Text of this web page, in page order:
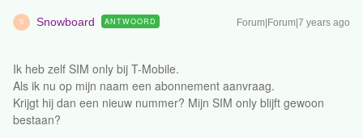
S Snowboard ANTWOORD Forum|Forum|7 years ago
Ik heb zelf SIM only bij T-Mobile.
Als ik nu op mijn naam een abonnement aanvraag.
Krijgt hij dan een nieuw nummer? Mijn SIM only blijft gewoon
bestaan?